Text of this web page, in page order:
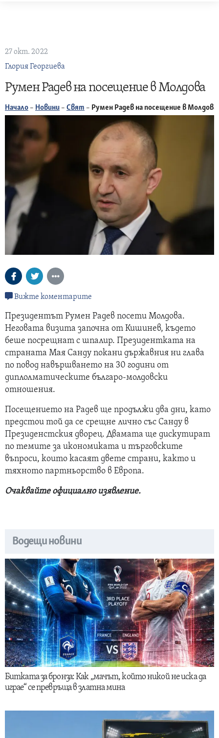
27 окт. 2022
Глория Георгиева
Румен Радев на посещение в Молдова
Начало – Новини – Свят – Румен Радев на посещение в Молдова
Вижте коментарите
Президентът Румен Радев посети Молдова.
Неговата визита започна от Кишинев, където
беше посрещнат с шпалир. Президентката на
страната Мая Санду покани държавния ни глава
по повод навършването на 30 години от
диплолматическите българо-молдовски
отношения.
Посещението на Радев ще продължи два дни, като
предстои той да се срещне лично със Санду в
Президенстския дворец. Двамата ще дискутират
по темите за икономиката и търговските
въпроси, които касаят двете страни, както и
тяхното партньорство в Европа.
Очаквайте официално изявление.
Водещи новини
Битката за бронза: Как „мачът, който никой не иска да
играе“ се превръща в златна мина